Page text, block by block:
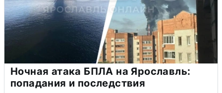
Ночная атака БПЛА на Ярославль:
попадания и последствия